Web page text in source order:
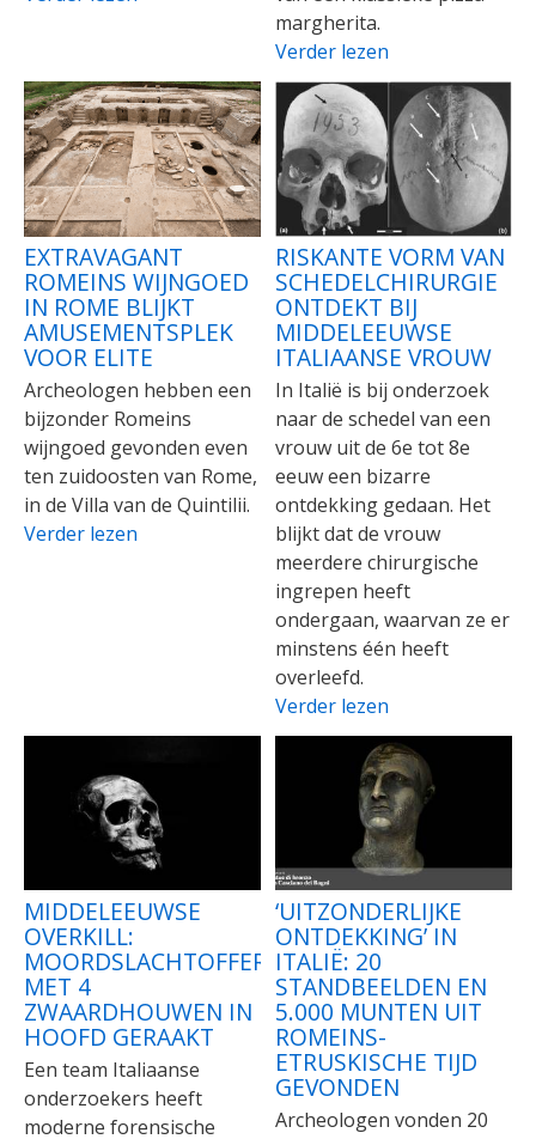
margherita.
Verder lezen
EXTRAVAGANT
ROMEINS WIJNGOED
IN ROME BLIJKT
AMUSEMENTSPLEK
VOOR ELITE
Archeologen hebben een
bijzonder Romeins
wijngoed gevonden even
ten zuidoosten van Rome,
in de Villa van de Quintilii.
Verder lezen
RISKANTE VORM VAN
SCHEDELCHIRURGIE
ONTDEKT BIJ
MIDDELEEUWSE
ITALIAANSE VROUW
In Italië is bij onderzoek
naar de schedel van een
vrouw uit de 6e tot 8e
eeuw een bizarre
ontdekking gedaan. Het
blijkt dat de vrouw
meerdere chirurgische
ingrepen heeft
ondergaan, waarvan ze er
minstens één heeft
overleefd.
Verder lezen
MIDDELEEUWSE
OVERKILL:
MOORDSLACHTOFFER
MET 4
ZWAARDHOUWEN IN
HOOFD GERAAKT
Een team Italiaanse
onderzoekers heeft
moderne forensische
‘UITZONDERLIJKE
ONTDEKKING’ IN
ITALIË: 20
STANDBEELDEN EN
5.000 MUNTEN UIT
ROMEINS-
ETRUSKISCHE TIJD
GEVONDEN
Archeologen vonden 20